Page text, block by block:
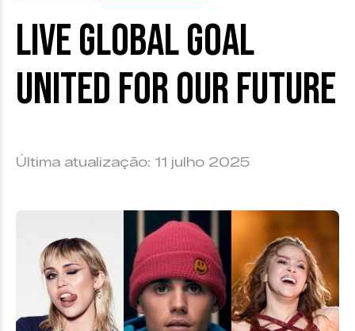
Live Global Goal
United For Our Future
Última atualização: 11 julho 2025